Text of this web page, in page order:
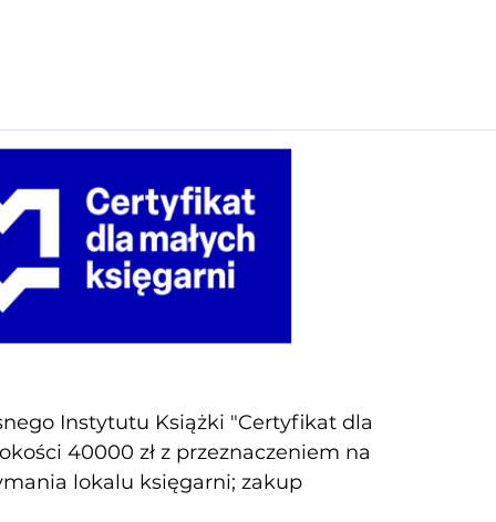
Instytutu Książki "Certyfikat dla
40000 zł z przeznaczeniem na
lokalu księgarni; zakup